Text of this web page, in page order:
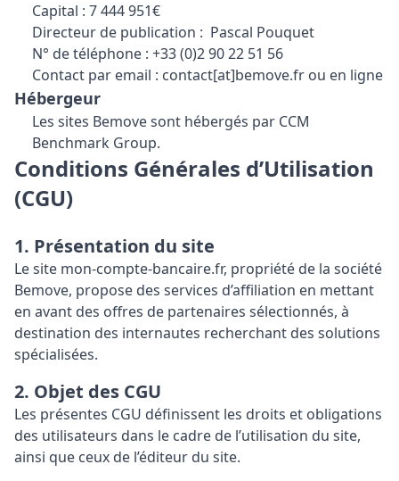
Capital : 7 444 951€
Directeur de publication : Pascal Pouquet
N° de téléphone : +33 (0)2 90 22 51 56
Contact par email : contact[at]bemove.fr ou en ligne
Hébergeur
Les sites Bemove sont hébergés par CCM
Benchmark Group.
Conditions Générales d’Utilisation
(CGU)
1. Présentation du site
Le site mon-compte-bancaire.fr, propriété de la société
Bemove, propose des services d’affiliation en mettant
en avant des offres de partenaires sélectionnés, à
destination des internautes recherchant des solutions
spécialisées.
2. Objet des CGU
Les présentes CGU définissent les droits et obligations
des utilisateurs dans le cadre de l’utilisation du site,
ainsi que ceux de l’éditeur du site.